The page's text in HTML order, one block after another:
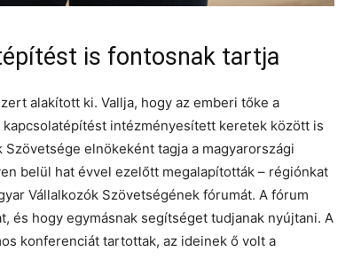
is fontosnak tartja
alakított ki. Vallja, hogy az emberi tőke a
intézményesített keretek között is
elnökeként tagja a magyarországi
belül hat évvel ezelőtt megalapították – régiónkat
Vállalkozók Szövetségének fórumát. A fórum
és hogy egymásnak segítséget tudjanak nyújtani. A
konferenciát tartottak, az ideinek ő volt a